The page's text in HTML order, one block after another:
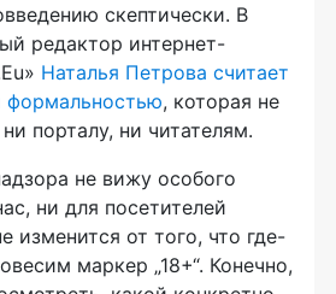
скептически. В
редактор интернет-
Наталья Петрова считает
формальностью, которая не
порталу, ни читателям.
не вижу особого
ни для посетителей
изменится от того, что где-
маркер „18+“. Конечно,